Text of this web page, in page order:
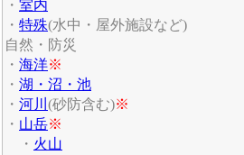
・ 室内
・ 特殊(水中・屋外施設など)
自然・防災
・ 海洋※
・ 湖・沼・池
・ 河川 (砂防含む)※
・ 山岳※
・ 火山